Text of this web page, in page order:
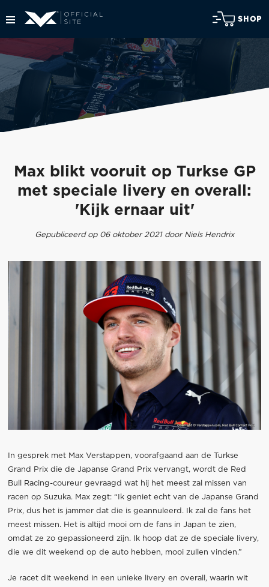
SHOP
Max blikt vooruit op Turkse GP
met speciale livery en overall:
'Kijk ernaar uit'
Gepubliceerd op 06 oktober 2021 door Niels Hendrix
In gesprek met Max Verstappen, voorafgaand aan de Turkse
Grand Prix die de Japanse Grand Prix vervangt, wordt de Red
Bull Racing-coureur gevraagd wat hij het meest zal missen van
racen op Suzuka. Max zegt: “Ik geniet echt van de Japanse Grand
Prix, dus het is jammer dat die is geannuleerd. Ik zal de fans het
meest missen. Het is altijd mooi om de fans in Japan te zien,
omdat ze zo gepassioneerd zijn. Ik hoop dat ze de speciale livery,
die we dit weekend op de auto hebben, mooi zullen vinden.”
Je racet dit weekend in een unieke livery en overall, waarin wit